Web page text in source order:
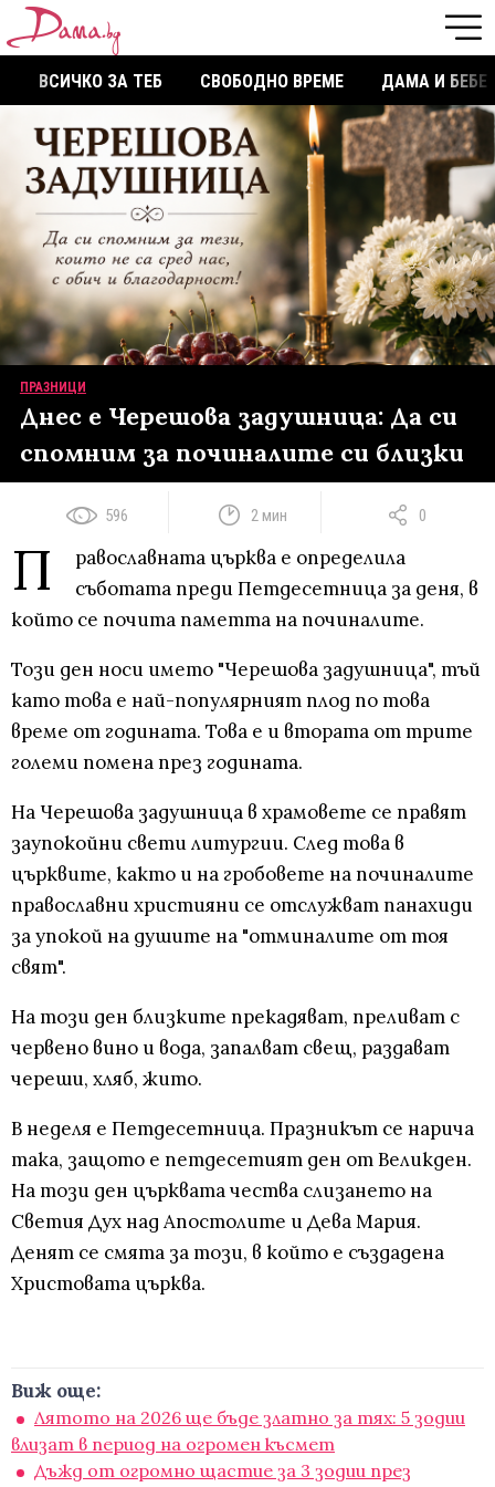
ВСИЧКО ЗА ТЕБ СВОБОДНО ВРЕМЕ ДАМА И БЕБЕ
ПРАЗНИЦИ
Днес е Черешова задушница: Да си
спомним за починалите си близки
596 2 мин 0
П
равославната църква е определила
съботата преди Петдесетница за деня, в
който се почита паметта на починалите.
Този ден носи името "Черешова задушница", тъй
като това е най-популярният плод по това
време от годината. Това е и втората от трите
големи помена през годината.
На Черешова задушница в храмовете се правят
заупокойни свети литургии. След това в
църквите, както и на гробовете на починалите
православни християни се отслужват панахиди
за упокой на душите на "отминалите от тоя
свят".
На този ден близките прекадяват, преливат с
червено вино и вода, запалват свещ, раздават
череши, хляб, жито.
В неделя е Петдесетница. Празникът се нарича
така, защото е петдесетият ден от Великден.
На този ден църквата чества слизането на
Светия Дух над Апостолите и Дева Мария.
Денят се смята за този, в който е създадена
Христовата църква.
Виж още:
Лятото на 2026 ще бъде златно за тях: 5 зодии
влизат в период на огромен късмет
Дъжд от огромно щастие за 3 зодии през